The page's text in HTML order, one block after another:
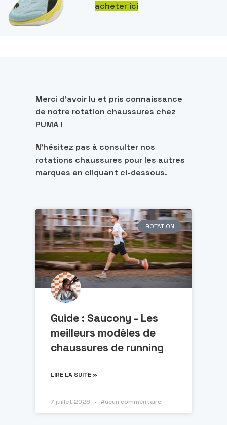
acheter ici
Merci d’avoir lu et pris connaissance
de notre rotation chaussures chez
PUMA !
N’hésitez pas à consulter nos
rotations chaussures pour les autres
marques en cliquant ci-dessous.
ROTATION
Guide : Saucony – Les
meilleurs modèles de
chaussures de running
LIRE LA SUITE »
7 juillet 2026 Aucun commentaire